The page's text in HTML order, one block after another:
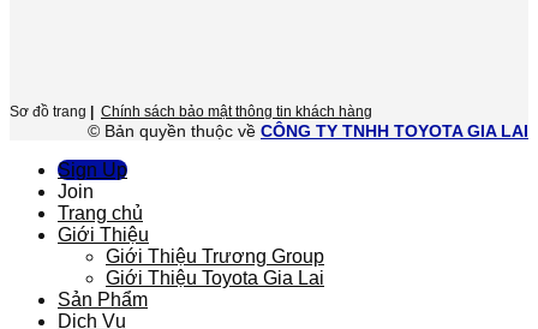
Sơ đồ trang | Chính sách bảo mật thông tin khách hàng
© Bản quyền thuộc về CÔNG TY TNHH TOYOTA GIA LAI
Sign Up
Join
Trang chủ
Giới Thiệu
Giới Thiệu Trương Group
Giới Thiệu Toyota Gia Lai
Sản Phẩm
Dịch Vụ